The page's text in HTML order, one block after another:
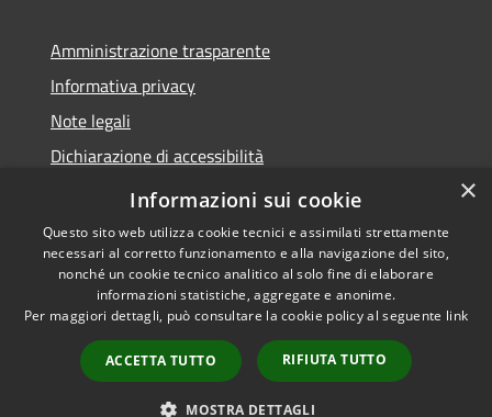
Amministrazione trasparente
Informativa privacy
Note legali
Dichiarazione di accessibilità
Whistleblowing
Accessibilità
Copyright © 2026 • Comune di
Abbiategrasso • Powered by
Municipium•
Accesso
redazione
×
Informazioni sui cookie
Questo sito web utilizza cookie tecnici e assimilati strettamente
necessari al corretto funzionamento e alla navigazione del sito,
nonché un cookie tecnico analitico al solo fine di elaborare
informazioni statistiche, aggregate e anonime.
Per maggiori dettagli, può consultare la cookie policy al seguente link
ACCETTA TUTTO RIFIUTA TUTTO
MOSTRA DETTAGLI